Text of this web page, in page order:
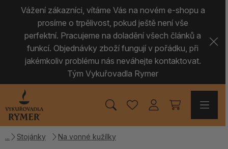
Vážení zákazníci, vítáme Vás na novém e-shopu a
prosíme o trpělivost, pokud ještě není vše
perfektní. Pracujeme na doladění všech článků a
funkcí. Objednávky zboží fungují v pořádku, při
jakémkoliv problému nás neváhejte kontaktovat.
Tým Vykuřovadla Rymer
Stojánky Na vonné kužílky